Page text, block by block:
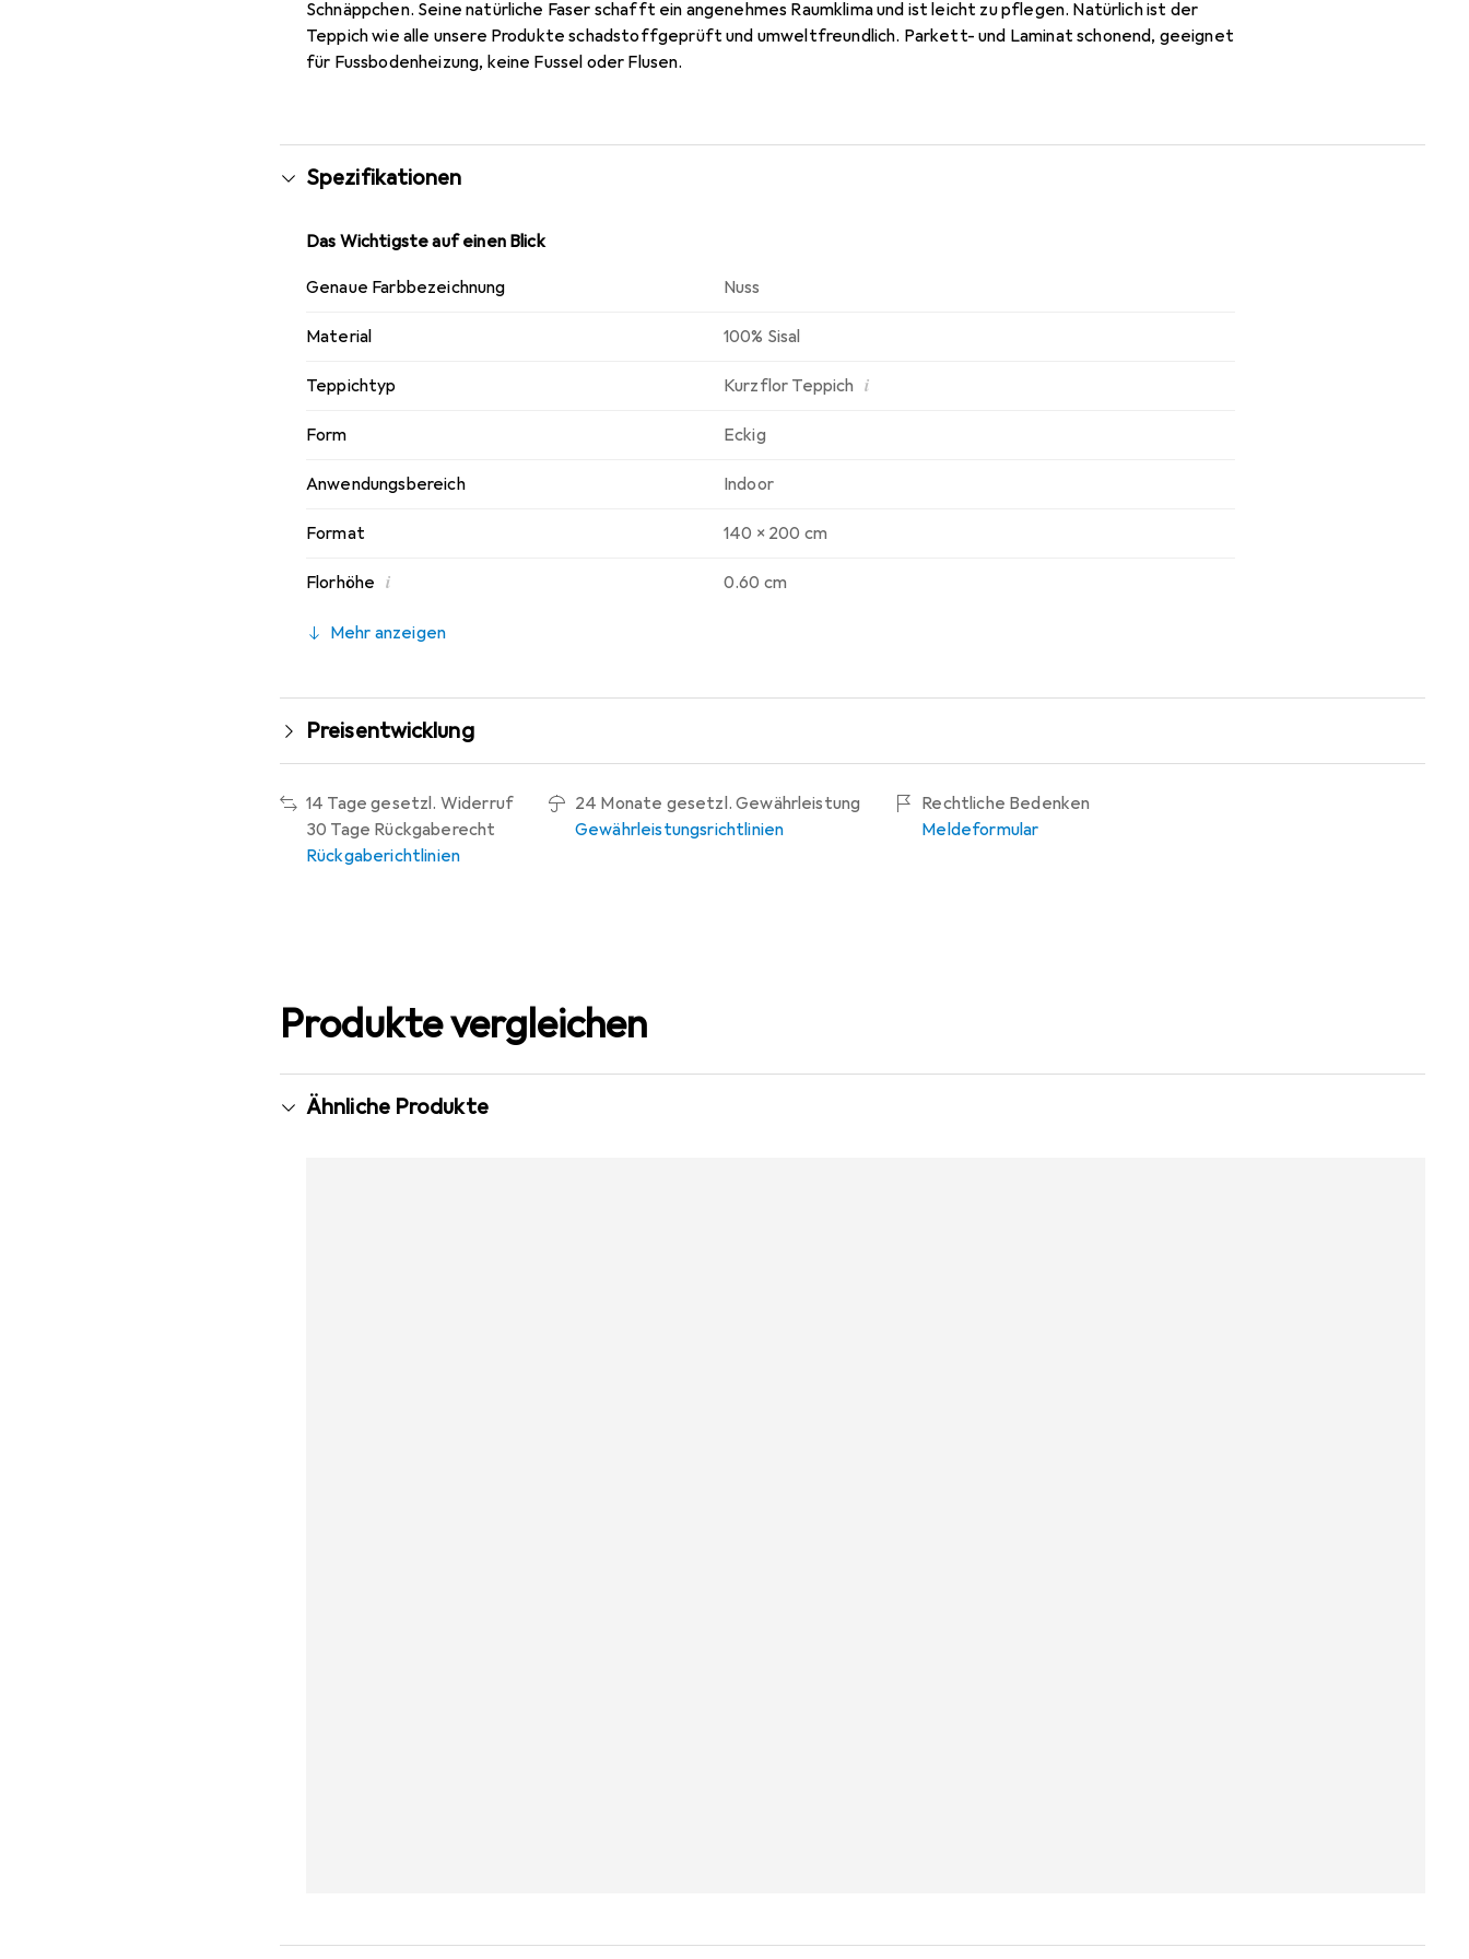
Schnäppchen. Seine natürliche Faser schafft ein angenehmes Raumklima und ist leicht zu pflegen. Natürlich ist der
Teppich wie alle unsere Produkte schadstoffgeprüft und umweltfreundlich. Parkett- und Laminat schonend, geeignet
für Fussbodenheizung, keine Fussel oder Flusen.
Spezifikationen
Das Wichtigste auf einen Blick
Genaue Farbbezeichnung Nuss
Material 100% Sisal
Teppichtyp Kurzflor Teppich i
Form Eckig
Anwendungsbereich Indoor
Format 140 x 200 cm
Florhöhe i 0.60 cm
Mehr anzeigen
Preisentwicklung
14 Tage gesetzl. Widerruf
30 Tage Rückgaberecht
Rückgaberichtlinien
24 Monate gesetzl. Gewährleistung
Gewährleistungsrichtlinien
Rechtliche Bedenken
Meldeformular
Produkte vergleichen
Ähnliche Produkte